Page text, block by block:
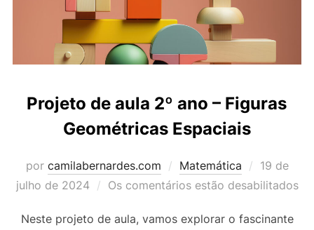
Projeto de aula 2º ano – Figuras
Geométricas Espaciais
por camilabernardes.com Matemática
Postado
em
19 de
julho de 2024
Os comentários estão desabilitados
Neste projeto de aula, vamos explorar o fascinante